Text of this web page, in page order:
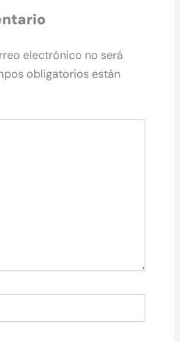
electrónico no será
obligatorios están